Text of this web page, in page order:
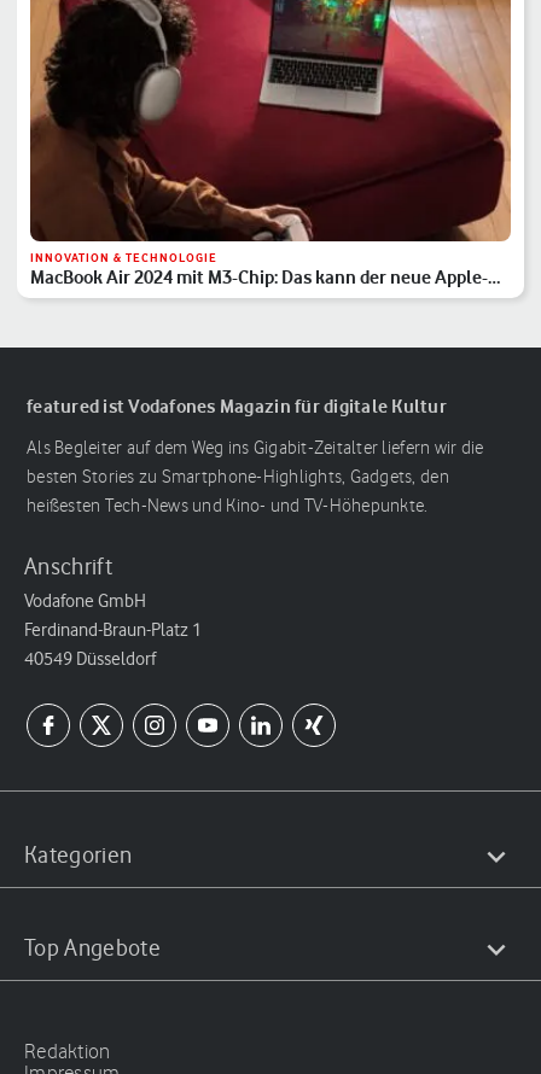
INNOVATION & TECHNOLOGIE
MacBook Air 2024 mit M3-Chip: Das kann der neue Apple-
Laptop
featured ist Vodafones Magazin für digitale Kultur
Als Begleiter auf dem Weg ins Gigabit-Zeitalter liefern wir die
besten Stories zu Smartphone-Highlights, Gadgets, den
heißesten Tech-News und Kino- und TV-Höhepunkte.
Anschrift
Vodafone GmbH
Ferdinand-Braun-Platz 1
40549 Düsseldorf
Kategorien
Top Angebote
Redaktion